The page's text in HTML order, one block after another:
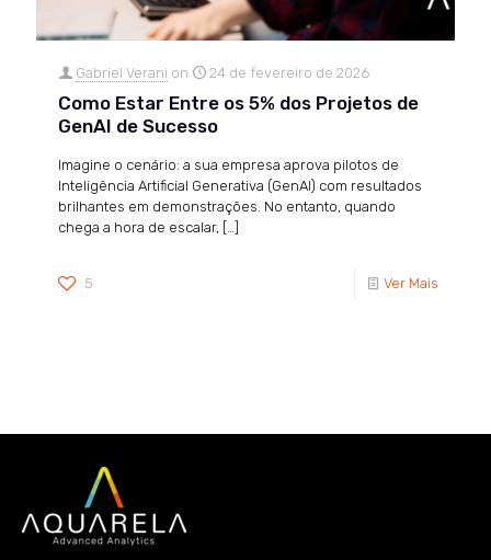
Gabriel Verani on 24 de fevereiro de 2026
Como Estar Entre os 5% dos Projetos de
GenAI de Sucesso
Imagine o cenário: a sua empresa aprova pilotos de
Inteligência Artificial Generativa (GenAI) com resultados
brilhantes em demonstrações. No entanto, quando
chega a hora de escalar,
5 Ver Mais